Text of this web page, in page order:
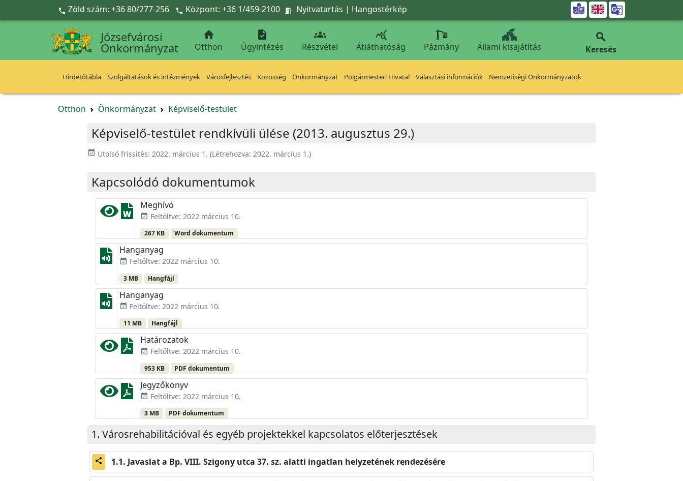
Ugrás a fő tartalomra
 Zöld szám: +36 80/277-256  Központ: +36 1/459-2100  Nyitvatartás | Hangostérkép 
Józsefvárosi
Önkormányzat

Otthon

Ügyintézés

Részvétel

Átláthatóság Pázmány Állami kisajátítás

Keresés
Hirdetőtábla Szolgáltatások és intézmények Városfejlesztés Közösség Önkormányzat Polgármesteri Hivatal Választási információk Nemzetiségi Önkormányzatok
Otthon Önkormányzat Képviselő-testület
Képviselő-testület rendkívüli ülése (2013. augusztus 29.)
event_available Utolsó frissítés: 2022. március 1. (Létrehozva: 2022. március 1.)
Kapcsolódó dokumentumok
Meghívó
event_available Feltöltve: 2022 március 10.
267 KB Word dokumentum
Hanganyag
event_available Feltöltve: 2022 március 10.
3 MB Hangfájl
Hanganyag
event_available Feltöltve: 2022 március 10.
11 MB Hangfájl
Határozatok
event_available Feltöltve: 2022 március 10.
953 KB PDF dokumentum
Jegyzőkönyv
event_available Feltöltve: 2022 március 10.
3 MB PDF dokumentum
Városrehabilitációval és egyéb projektekkel kapcsolatos előterjesztések
share Javaslat a Bp. VIII. Szigony utca 37. sz. alatti ingatlan helyzetének rendezésére